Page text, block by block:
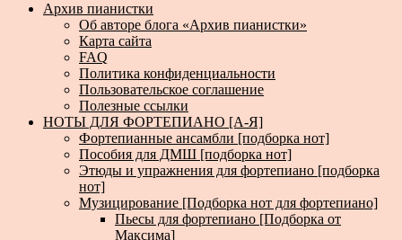
Архив пианистки
Об авторе блога «Архив пианистки»
Карта сайта
FAQ
Политика конфиденциальности
Пользовательское соглашение
Полезные ссылки
НОТЫ ДЛЯ ФОРТЕПИАНО [А-Я]
Фортепианные ансамбли [подборка нот]
Пособия для ДМШ [подборка нот]
Этюды и упражнения для фортепиано [подборка
нот]
Музицирование [Подборка нот для фортепиано]
Пьесы для фортепиано [Подборка от
Максима]